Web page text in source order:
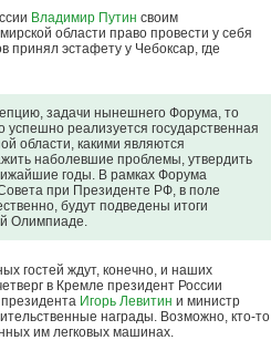
Владимир Путин своим
области право провести у себя
принял эстафету у Чебоксар, где
задачи нынешнего Форума, то
успешно реализуется государственная
области, какими являются
наболевшие проблемы, утвердить
годы. В рамках Форума
при Президенте РФ, в поле
будут подведены итоги
Олимпиаде.
гостей ждут, конечно, и наших
в Кремле президент России
Игорь Левитин и министр
награды. Возможно, кто-то
им легковых машинах.